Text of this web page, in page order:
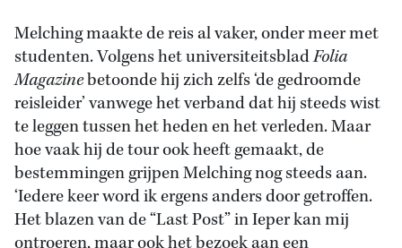
Melching maakte de reis al vaker, onder meer met
studenten. Volgens het universiteitsbladFolia
Magazinebetoonde hij zich zelfs ‘de gedroomde
reisleider’ vanwege het verband dat hij steeds wist
te leggen tussen het heden en het verleden. Maar
hoe vaak hij de tour ook heeft gemaakt, de
bestemmingen grijpen Melching nog steeds aan.
‘Iedere keer word ik ergens anders door getroffen.
Het blazen van de “Last Post” in Ieper kan mij